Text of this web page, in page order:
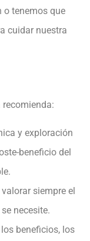
o tenemos que
cuidar nuestra
recomienda:
y exploración
beneficio del
siempre el
necesite.
beneficios, los